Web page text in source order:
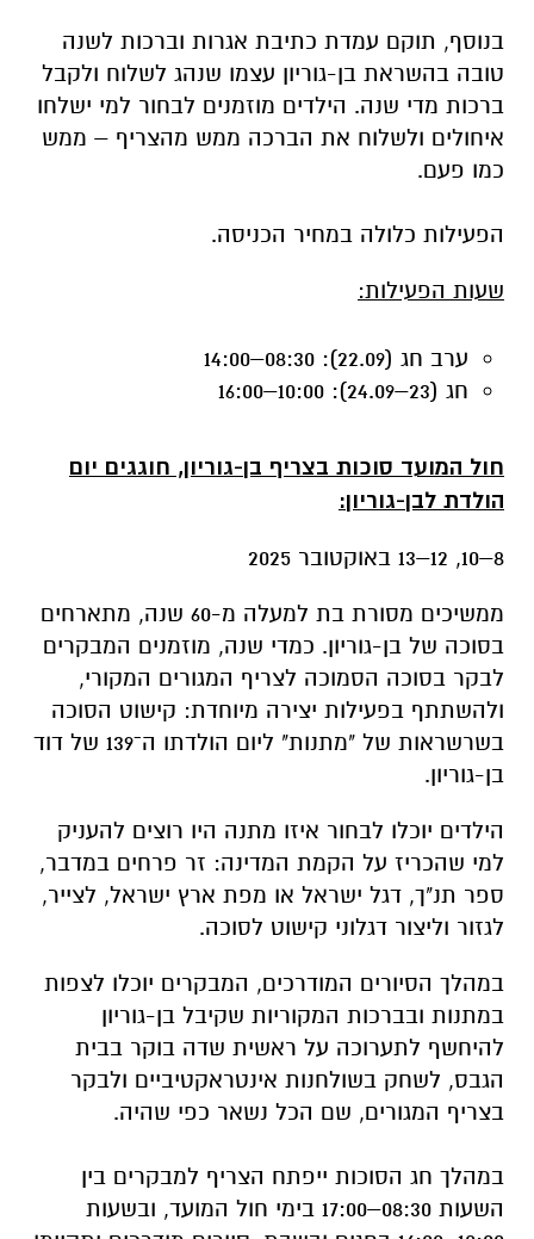
בנוסף, תוקם עמדת כתיבת אגרות וברכות לשנה
טובה בהשראת בן-גוריון עצמו שנהג לשלוח ולקבל
ברכות מדי שנה. הילדים מוזמנים לבחור למי ישלחו
איחולים ולשלוח את הברכה ממש מהצריף – ממש
כמו פעם.
הפעילות כלולה במחיר הכניסה.
שעות הפעילות:
ערב חג (22.09): 08:30–14:00
חג (23–24.09): 10:00–16:00
חול המועד סוכות בצריף בן-גוריון, חוגגים יום
הולדת לבן-גוריון:
8–10, 12–13 באוקטובר 2025
ממשיכים מסורת בת למעלה מ-60 שנה, מתארחים
בסוכה של בן-גוריון. כמדי שנה, מוזמנים המבקרים
לבקר בסוכה הסמוכה לצריף המגורים המקורי,
ולהשתתף בפעילות יצירה מיוחדת: קישוט הסוכה
בשרשראות של "מתנות" ליום הולדתו ה־139 של דוד
בן-גוריון.
הילדים יוכלו לבחור איזו מתנה היו רוצים להעניק
למי שהכריז על הקמת המדינה: זר פרחים במדבר,
ספר תנ"ך, דגל ישראל או מפת ארץ ישראל, לצייר,
לגזור וליצור דגלוני קישוט לסוכה.
במהלך הסיורים המודרכים, המבקרים יוכלו לצפות
במתנות ובברכות המקוריות שקיבל בן-גוריון
להיחשף לתערוכה על ראשית שדה בוקר בבית
הגבס, לשחק בשולחנות אינטראקטיביים ולבקר
בצריף המגורים, שם הכל נשאר כפי שהיה.
במהלך חג הסוכות ייפתח הצריף למבקרים בין
השעות 08:30–17:00 בימי חול המועד, ובשעות